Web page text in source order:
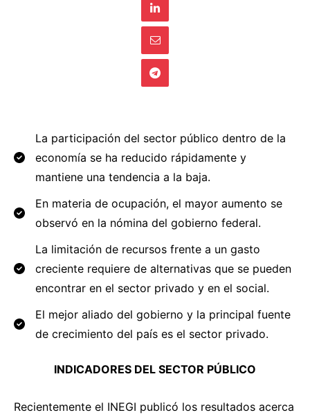
La participación del sector público dentro de la
economía se ha reducido rápidamente y
mantiene una tendencia a la baja.
En materia de ocupación, el mayor aumento se
observó en la nómina del gobierno federal.
La limitación de recursos frente a un gasto
creciente requiere de alternativas que se pueden
encontrar en el sector privado y en el social.
El mejor aliado del gobierno y la principal fuente
de crecimiento del país es el sector privado.
INDICADORES DEL SECTOR PÚBLICO
Recientemente el INEGI publicó los resultados acerca